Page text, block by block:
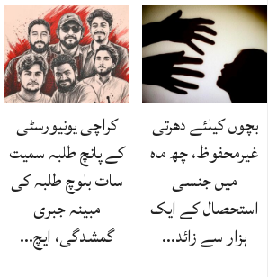
بچوں کیلئے دھرتی
غیرمحفوظ، چھ ماہ
میں جنسی
استحصال کے ایک
ہزار سے زائد…
کراچی یونیورسٹی
کے پانچ طلبہ سمیت
سات بلوچ طلبہ کی
مبینہ جبری
گمشدگی، ایچ…